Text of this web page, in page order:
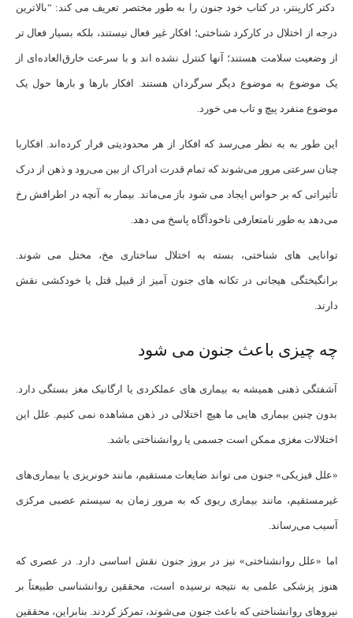
دکتر کارپنتر، در کتاب خود جنون را به طور مختصر تعریف می کند: “بالاترین
درجه از اختلال در کارکرد شناختی؛ افکار غیر فعال نیستند، بلکه بسیار فعال تر
از وضعیت سلامت هستند؛ آنها کنترل نشده اند و با سرعت خارق‌العاده‌ای از
یک موضوع به موضوع دیگر سرگردان هستند. افکار بارها و بارها حول یک
موضوع منفرد پیچ و تاب می خورد.
این طور به به نظر می‌رسد که افکار از هر محدودیتی فرار کرده‌اند. افکاربا
چنان سرعتی مرور می‌شوند که تمام قدرت ادراک از بین می‌رود و ذهن از درک
تأثیراتی که بر حواس ایجاد می شود باز می‌ماند. بیمار به آنچه در اطرافش رخ
می‌دهد به طور نامتعارفی ناخودآگاه پاسخ می دهد.
توانایی های شناختی، بسته به اختلال ساختاری مخ، مختل می شوند.
برانگیختگی هیجانی در تکانه های جنون آمیز از قبیل قتل یا خودکشی نقش
دارند.
چه چیزی باعث جنون می شود
آشفتگی ذهنی همیشه به بیماری های عملکردی یا ارگانیک مغز بستگی دارد.
بدون چنین بیماری هایی ما هیچ اختلالی در ذهن مشاهده نمی کنیم. علل این
اختلالات مغزی ممکن است جسمی یا روانشناختی باشد.
«علل فیزیکی» جنون می تواند ضایعات مستقیم، مانند خونریزی یا بیماری‌های
غیرمستقیم، مانند بیماری ریوی که به مرور زمان به سیستم عصبی مرکزی
آسیب می‌رساند.
اما «علل روانشناختی» نیز در بروز جنون نقش اساسی دارد. در عصری که
هنوز پزشکی علمی به نتیجه نرسیده است، محققین روانشناسی طبیعتاً بر
نیروهای روانشناختی که باعث جنون می‌شوند، تمرکز کردند. بنابراین، محققین